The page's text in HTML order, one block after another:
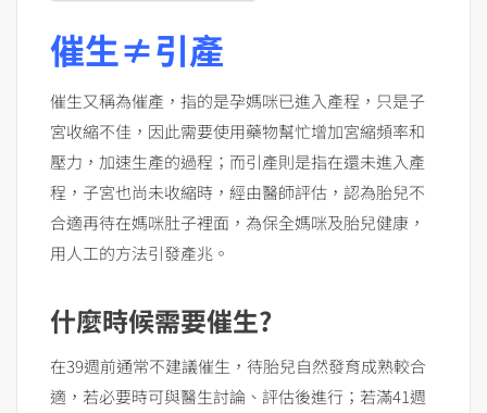
催生≠引產
催生又稱為催產，指的是孕媽咪已進入產程，只是子
宮收縮不佳，因此需要使用藥物幫忙增加宮縮頻率和
壓力，加速生產的過程；而引產則是指在還未進入產
程，子宮也尚未收縮時，經由醫師評估，認為胎兒不
合適再待在媽咪肚子裡面，為保全媽咪及胎兒健康，
用人工的方法引發產兆。
什麼時候需要催生?
在39週前通常不建議催生，待胎兒自然發育成熟較合
適，若必要時可與醫生討論、評估後進行；若滿41週